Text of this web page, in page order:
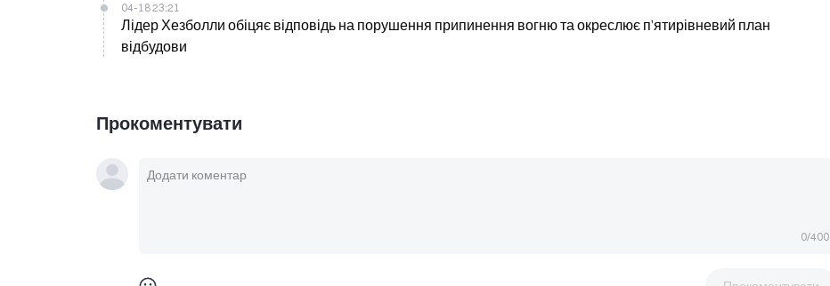
04-18 23:21
Лідер Хезболли обіцяє відповідь на порушення припинення вогню та окреслює п’ятирівневий план
відбудови
Прокоментувати
0/400